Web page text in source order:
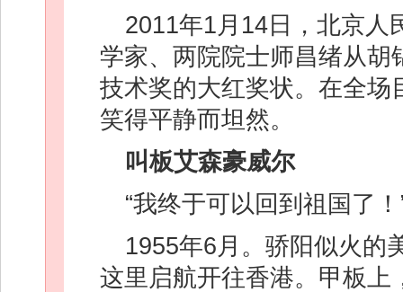
2011年1月14日，北京人
学家、两院院士师昌绪从
技术奖的大红奖状。在全
笑得平静而坦然。
叫板艾森豪威尔
“我终于可以回到祖国了！
1955年6月。骄阳似火的
这里启航开往香港。甲板